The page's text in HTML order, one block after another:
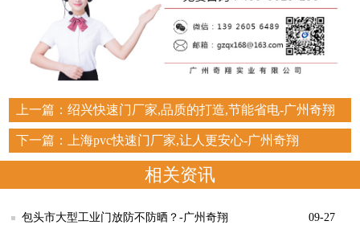
上一篇： 绍兴快速门厂家,品质的打造,节能省电-广州奇翔
下一篇： 上海pvc快速门厂家,让人更安心-广州奇翔
相关资讯
包头市大型工业门放防不防晒？-广州奇翔 09-27